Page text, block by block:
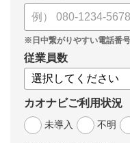
従業員数
カオナビご利用状況
未導入
不明